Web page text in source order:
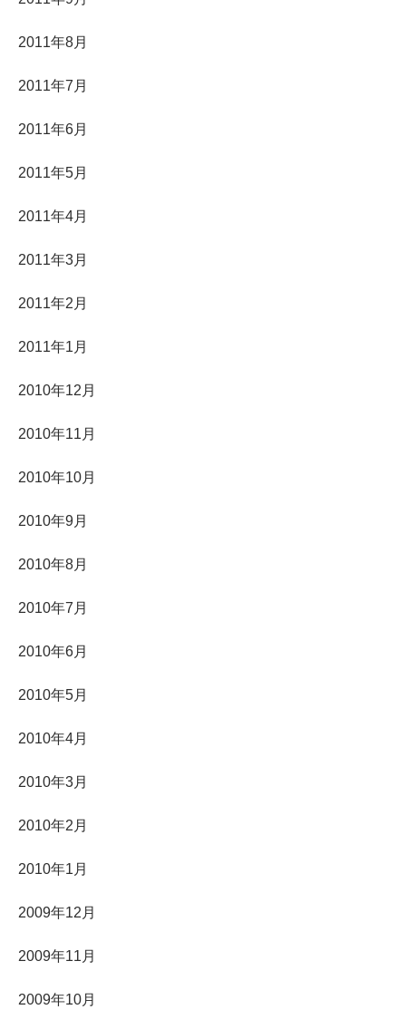
2011年8月
2011年7月
2011年6月
2011年5月
2011年4月
2011年3月
2011年2月
2011年1月
2010年12月
2010年11月
2010年10月
2010年9月
2010年8月
2010年7月
2010年6月
2010年5月
2010年4月
2010年3月
2010年2月
2010年1月
2009年12月
2009年11月
2009年10月